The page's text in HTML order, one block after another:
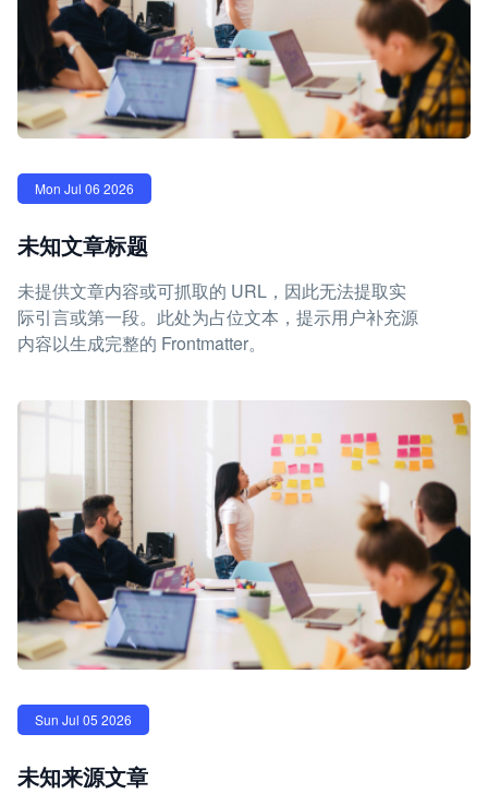
Mon Jul 06 2026
未知文章标题
未提供文章内容或可抓取的 URL，因此无法提取实
际引言或第一段。此处为占位文本，提示用户补充源
内容以生成完整的 Frontmatter。
Sun Jul 05 2026
未知来源文章